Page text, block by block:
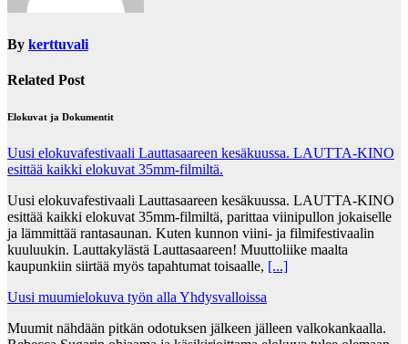
By kerttuvali
Related Post
Elokuvat ja Dokumentit
Uusi elokuvafestivaali Lauttasaareen kesäkuussa. LAUTTA-KINO
esittää kaikki elokuvat 35mm-filmiltä.
Uusi elokuvafestivaali Lauttasaareen kesäkuussa. LAUTTA-KINO
esittää kaikki elokuvat 35mm-filmiltä, parittaa viinipullon jokaiselle
ja lämmittää rantasaunan. Kuten kunnon viini- ja filmifestivaalin
kuuluukin. Lauttakylästä Lauttasaareen! Muuttoliike maalta
kaupunkiin siirtää myös tapahtumat toisaalle, [...]
Uusi muumielokuva työn alla Yhdysvalloissa
Muumit nähdään pitkän odotuksen jälkeen jälleen valkokankaalla.